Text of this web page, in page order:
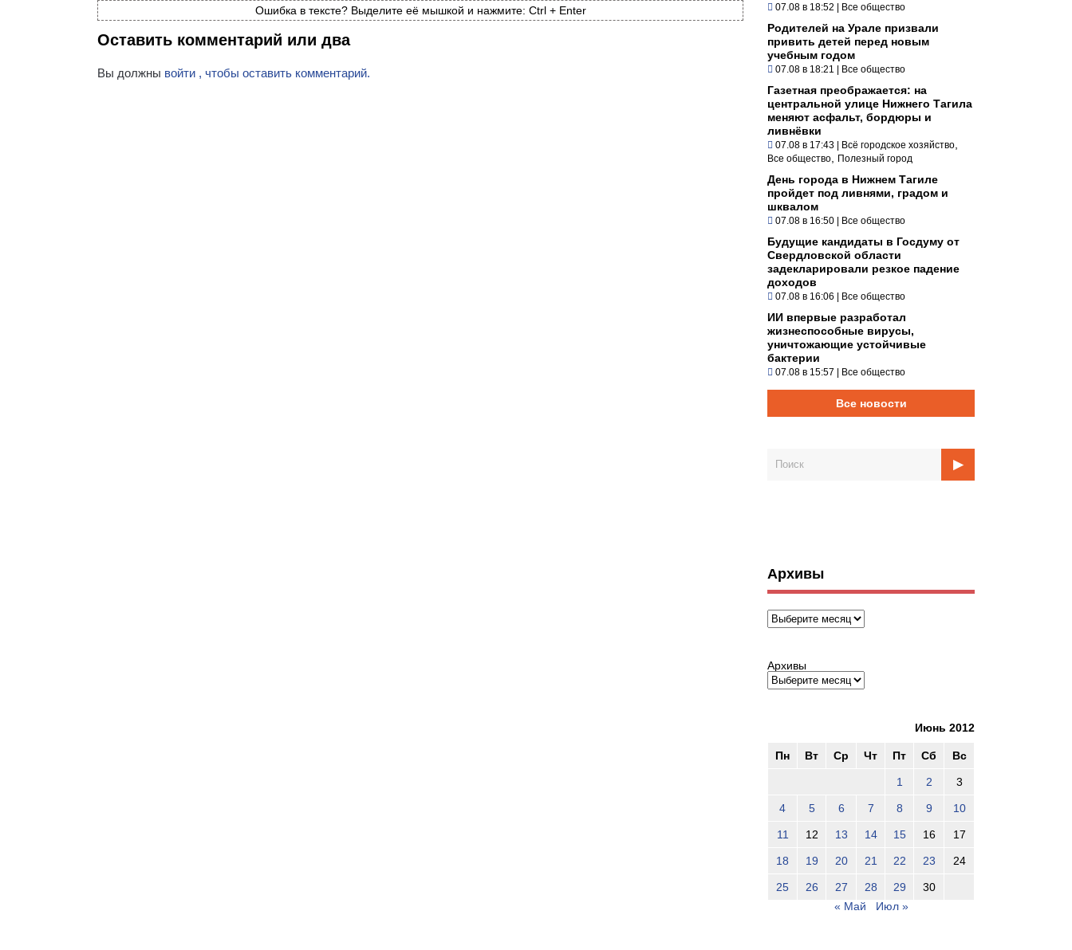
Ошибка в тексте? Выделите её мышкой и нажмите: Ctrl + Enter
Оставить комментарий или два
Вы должны войти , чтобы оставить комментарий.
07.08 в 18:52 | Все общество
Родителей на Урале призвали
привить детей перед новым
учебным годом
07.08 в 18:21 | Все общество
Газетная преображается: на
центральной улице Нижнего Тагила
меняют асфальт, бордюры и
ливнёвки
07.08 в 17:43 | Всё городское хозяйство
Все общество Полезный город
День города в Нижнем Тагиле
пройдет под ливнями, градом и
шквалом
07.08 в 16:50 | Все общество
Будущие кандидаты в Госдуму от
Свердловской области
задекларировали резкое падение
доходов
07.08 в 16:06 | Все общество
ИИ впервые разработал
жизнеспособные вирусы,
уничтожающие устойчивые
бактерии
07.08 в 15:57 | Все общество
Все новости
Архивы
Архивы
Архивы
Июнь 2012
Пн Вт Ср Чт Пт Сб Вс
1 2 3
4 5 6 7 8 9 10
11 12 13 14 15 16 17
18 19 20 21 22 23 24
25 26 27 28 29
30
« Май
Июл »